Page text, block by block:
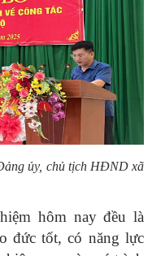
ủy, chủ tịch HĐND xã
hôm nay đều là
đức tốt, có năng lực